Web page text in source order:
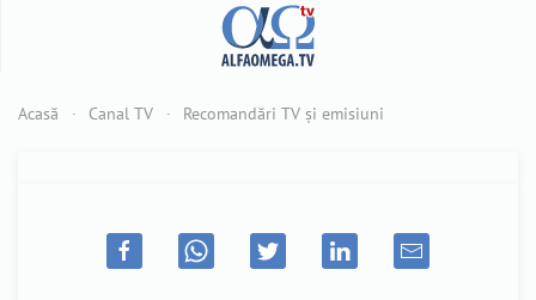
Acasă Canal TV Recomandări TV și emisiuni